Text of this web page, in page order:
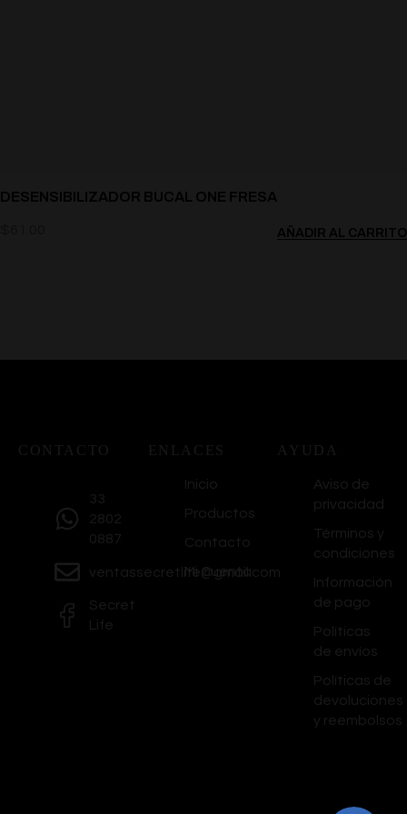
DESENSIBILIZADOR BUCAL ONE FRESA
AÑADIR AL CARRITO
CONTACTO
33
2802
0887
ventassecretlife@gmail.com
Secret
Life
ENLACES
Inicio
Productos
Contacto
Mi Cuenta
AYUDA
Aviso de
privacidad
Términos y
condiciones
Información
de pago
Políticas
de envíos
Políticas de
devoluciones
y reembolsos